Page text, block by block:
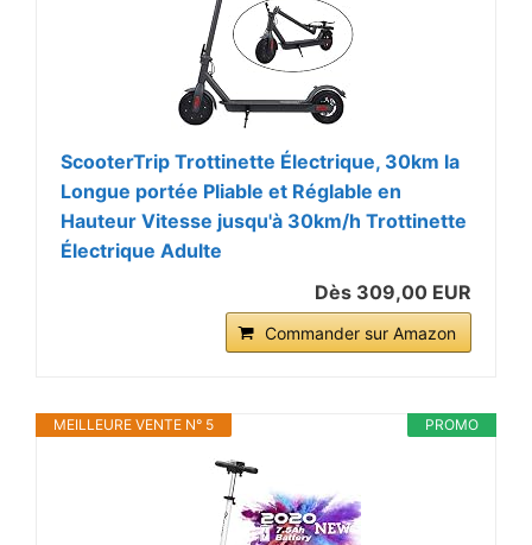
ScooterTrip Trottinette Électrique, 30km la
Longue portée Pliable et Réglable en
Hauteur Vitesse jusqu'à 30km/h Trottinette
Électrique Adulte
Dès 309,00 EUR
Commander sur Amazon
PROMO
MEILLEURE VENTE N° 5